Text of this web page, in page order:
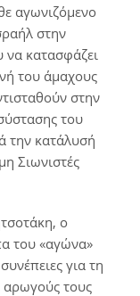
αγωνιζόμενο
στην
κατασφάζει
του άμαχους
στην
του
την κατάλυσή
Σιωνιστές
ο
του «αγώνα»
για τη
τους